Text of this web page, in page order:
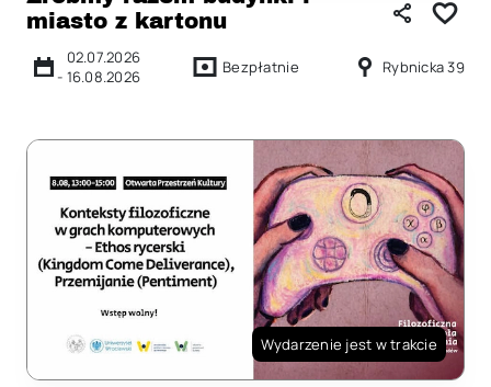
miasto z kartonu
02.07.2026
- 16.08.2026 Bezpłatnie Rybnicka 39
Wydarzenie jest w trakcie